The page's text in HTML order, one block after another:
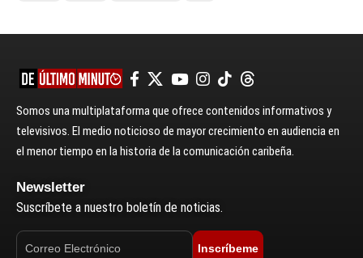
Somos una multiplataforma que ofrece contenidos informativos y
televisivos. El medio noticioso de mayor crecimiento en audiencia en
el menor tiempo en la historia de la comunicación caribeña.
Newsletter
Suscríbete a nuestro boletín de noticias.
Inscríbeme